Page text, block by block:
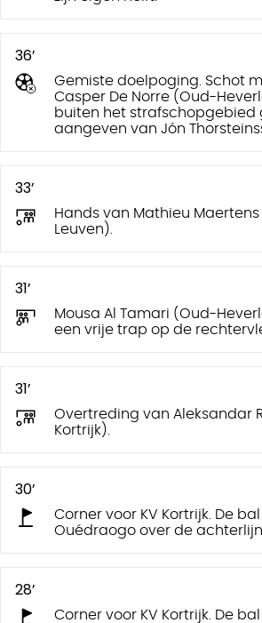
36’
Gemiste doelpoging. Schot
Casper De Norre (Oud-
buiten het strafschopgebied
aangeven van Jón
33’
Hands van Mathieu
Leuven).
31’
Mousa Al Tamari (Oud-
een vrije trap op de
31’
Overtreding van Aleksandar
Kortrijk).
30’
Corner voor KV Kortrijk. De
Ouédraogo over de achterlijn.
28’
Corner voor KV Kortrijk. De